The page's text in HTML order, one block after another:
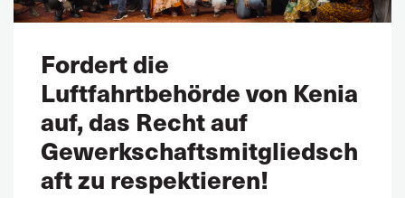
Fordert die
Luftfahrtbehörde von Kenia
auf, das Recht auf
Gewerkschaftsmitgliedsch
aft zu respektieren!